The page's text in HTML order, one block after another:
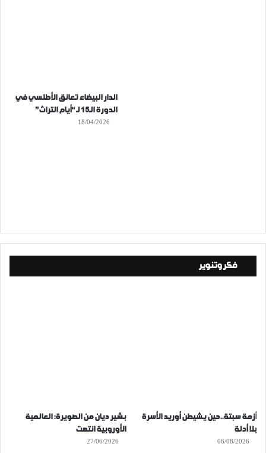
الدار البيضاء تعانق الأطلسي في
الدورة الـ15 لـ “أيام التراث”
18/04/2026
فكر وتنوير
أزمة سبتة..حين يشيطن أوريد الأسرة
بلا أدلة
06/08/2026
بشير ديان من الصويرة: العالمية
الأوروبية انتهت
27/06/2026